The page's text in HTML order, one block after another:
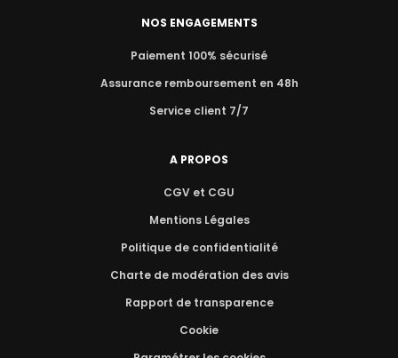
NOS ENGAGEMENTS
Paiement 100% sécurisé
Assurance remboursement en 48h
Service client 7/7
A PROPOS
CGV et CGU
Mentions Légales
Politique de confidentialité
Charte de modération des avis
Rapport de transparence
Cookie